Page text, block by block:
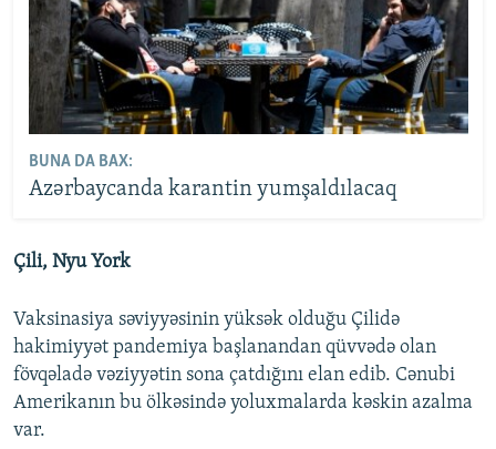
BUNA DA BAX:
Azərbaycanda karantin yumşaldılacaq
Çili, Nyu York
Vaksinasiya səviyyəsinin yüksək olduğu Çilidə
hakimiyyət pandemiya başlanandan qüvvədə olan
fövqəladə vəziyyətin sona çatdığını elan edib. Cənubi
Amerikanın bu ölkəsində yoluxmalarda kəskin azalma
var.